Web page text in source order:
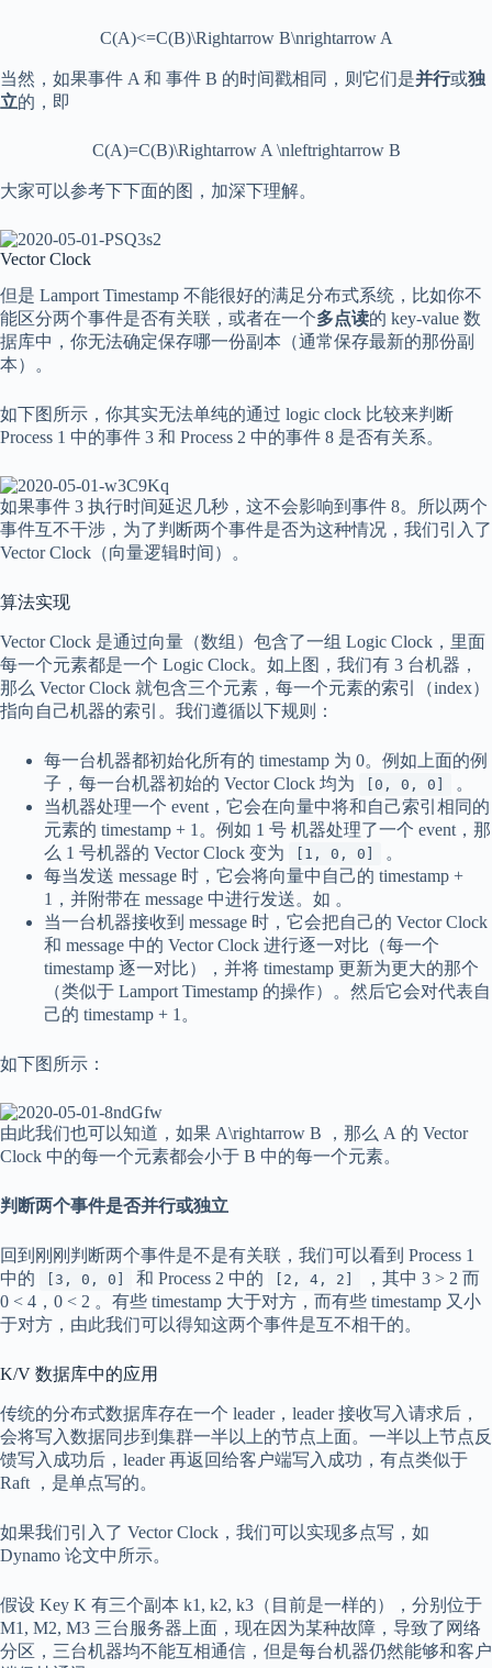
C(A)<=C(B)\Rightarrow B\nrightarrow A
当然，如果事件 A 和 事件 B 的时间戳相同，则它们是并行或独
立的，即
C(A)=C(B)\Rightarrow A \nleftrightarrow B
大家可以参考下下面的图，加深下理解。
Vector Clock
但是 Lamport Timestamp 不能很好的满足分布式系统，比如你不
能区分两个事件是否有关联，或者在一个多点读的 key-value 数
据库中，你无法确定保存哪一份副本（通常保存最新的那份副
本）。
如下图所示，你其实无法单纯的通过 logic clock 比较来判断
Process 1 中的事件 3 和 Process 2 中的事件 8 是否有关系。
如果事件 3 执行时间延迟几秒，这不会影响到事件 8。所以两个
事件互不干涉，为了判断两个事件是否为这种情况，我们引入了
Vector Clock（向量逻辑时间）。
算法实现
Vector Clock 是通过向量（数组）包含了一组 Logic Clock，里面
每一个元素都是一个 Logic Clock。如上图，我们有 3 台机器，
那么 Vector Clock 就包含三个元素，每一个元素的索引（index）
指向自己机器的索引。我们遵循以下规则：
每一台机器都初始化所有的 timestamp 为 0。例如上面的例
子，每一台机器初始的 Vector Clock 均为
[0, 0, 0]
。
当机器处理一个 event，它会在向量中将和自己索引相同的
元素的 timestamp + 1。例如 1 号 机器处理了一个 event，那
么 1 号机器的 Vector Clock 变为
[1, 0, 0]
。
每当发送 message 时，它会将向量中自己的 timestamp +
1，并附带在 message 中进行发送。如 。
当一台机器接收到 message 时，它会把自己的 Vector Clock
和 message 中的 Vector Clock 进行逐一对比（每一个
timestamp 逐一对比），并将 timestamp 更新为更大的那个
（类似于 Lamport Timestamp 的操作）。然后它会对代表自
己的 timestamp + 1。
如下图所示：
由此我们也可以知道，如果 A\rightarrow B ，那么 A 的 Vector
Clock 中的每一个元素都会小于 B 中的每一个元素。
判断两个事件是否并行或独立
回到刚刚判断两个事件是不是有关联，我们可以看到 Process 1
中的
[3, 0, 0] 和 Process 2 中的 [2, 4, 2]
，其中 3 > 2 而
0 < 4，0 < 2 。有些 timestamp 大于对方，而有些 timestamp 又小
于对方，由此我们可以得知这两个事件是互不相干的。
K/V 数据库中的应用
传统的分布式数据库存在一个 leader，leader 接收写入请求后，
会将写入数据同步到集群一半以上的节点上面。一半以上节点反
馈写入成功后，leader 再返回给客户端写入成功，有点类似于
Raft ，是单点写的。
如果我们引入了 Vector Clock，我们可以实现多点写，如
Dynamo 论文中所示。
假设 Key K 有三个副本 k1, k2, k3（目前是一样的），分别位于
M1, M2, M3 三台服务器上面，现在因为某种故障，导致了网络
分区，三台机器均不能互相通信，但是每台机器仍然能够和客户